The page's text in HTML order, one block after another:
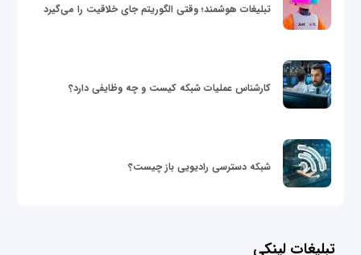
تبلیغات هوشمند؛ وقتی الگوریتم جای خلاقیت را می‌گیرد
کارشناس عملیات شبکه کیست و چه وظایفی دارد؟
شبکه دسترسی رادیویی باز چیست؟
تبلیغات لینکی